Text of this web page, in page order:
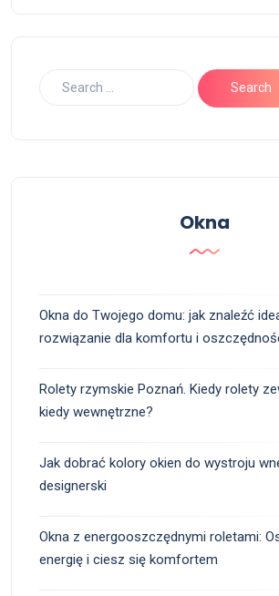
Okna
Okna do Twojego domu: jak znaleźć
rozwiązanie dla komfortu i
Rolety rzymskie Poznań. Kiedy rolety
kiedy wewnętrzne?
Jak dobrać kolory okien do wystroju
designerski
Okna z energooszczędnymi roletami:
energię i ciesz się komfortem